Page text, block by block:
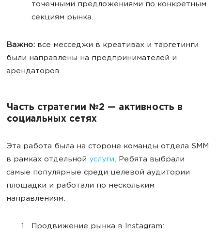
точечными предложениями по конкретным
секциям рынка.
Важно: все месседжи в креативах и таргетинги
были направлены на предпринимателей и
арендаторов.
Часть стратегии №2 — активность в
социальных сетях
Эта работа была на стороне команды отдела SMM
в рамках отдельной услуги. Ребята выбрали
самые популярные среди целевой аудитории
площадки и работали по нескольким
направлениям.
Продвижение рынка в Instagram: